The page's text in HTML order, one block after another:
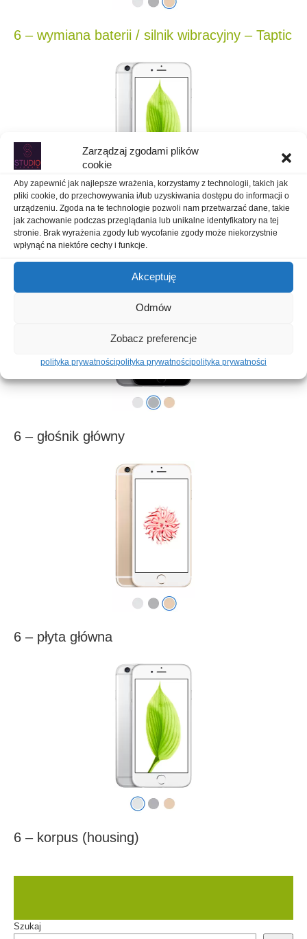
Zarządzaj zgodami plików
cookie
Aby zapewnić jak najlepsze wrażenia, korzystamy z technologii, takich jak
pliki cookie, do przechowywania i/lub uzyskiwania dostępu do informacji o
urządzeniu. Zgoda na te technologie pozwoli nam przetwarzać dane, takie
jak zachowanie podczas przeglądania lub unikalne identyfikatory na tej
stronie. Brak wyrażenia zgody lub wycofanie zgody może niekorzystnie
wpłynąć na niektóre cechy i funkcje.
Akceptuję
Odmów
Zobacz preferencje
polityka prywatnościpolityka prywatnościpolityka prywatności
6 – wymiana baterii / silnik wibracyjny – Taptic
6 – kamera główna
6 – głośnik główny
6 – płyta główna
6 – korpus (housing)
Szukaj